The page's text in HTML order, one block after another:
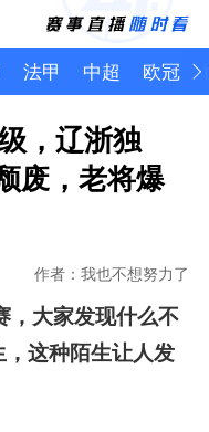
法甲 中超 欧冠
，辽浙独
废，老将爆
作者：我也不想努力了
，大家发现什么不
，这种陌生让人发